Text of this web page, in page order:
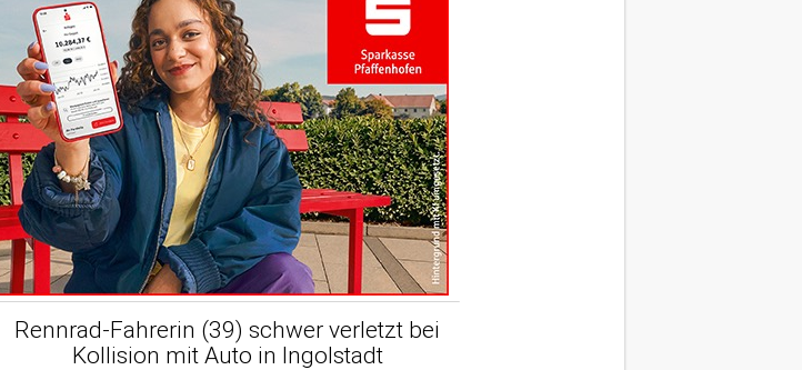
Rennrad-Fahrerin (39) schwer verletzt bei
Kollision mit Auto in Ingolstadt